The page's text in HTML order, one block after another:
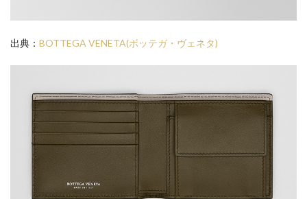
出典： BOTTEGA VENETA(ボッテガ・ヴェネタ)